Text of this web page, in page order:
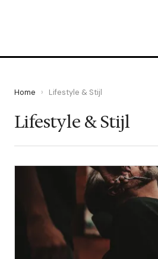
Home › Lifestyle & Stijl
Lifestyle & Stijl